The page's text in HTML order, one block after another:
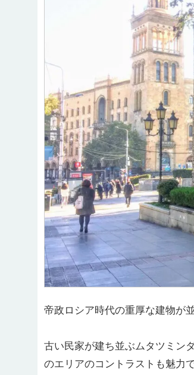
帝政ロシア時代の重厚な建物が
古い民家が建ち並ぶムタツミン
のエリアのコントラストも魅力